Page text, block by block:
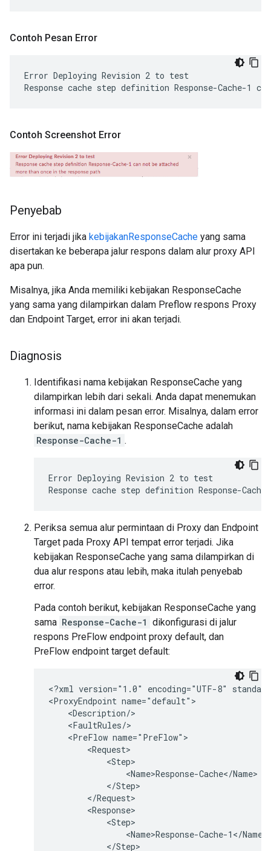
Contoh Pesan Error
Error Deploying Revision 2 to test
Contoh Screenshot Error
Penyebab
Error ini terjadi jika kebijakanResponseCache yang sama
disertakan ke beberapa jalur respons dalam alur proxy API
apa pun.
Misalnya, jika Anda memiliki kebijakan ResponseCache
yang sama yang dilampirkan dalam Preflow respons Proxy
dan Endpoint Target, error ini akan terjadi.
Diagnosis
Identifikasi nama kebijakan ResponseCache yang
dilampirkan lebih dari sekali. Anda dapat menemukan
informasi ini dalam pesan error. Misalnya, dalam error
berikut, nama kebijakan ResponseCache adalah
Response-Cache-1 .
Error Deploying Revision 2 to test
Periksa semua alur permintaan di Proxy dan Endpoint
Target pada Proxy API tempat error terjadi. Jika
kebijakan ResponseCache yang sama dilampirkan di
dua alur respons atau lebih, maka itulah penyebab
error.
Pada contoh berikut, kebijakan ResponseCache yang
sama Response-Cache-1 dikonfigurasi di jalur
respons PreFlow endpoint proxy default, dan
PreFlow endpoint target default:
<?xml version="1.0" encoding="UTF-8"
<ProxyEndpoint name="default">
    <Description/>
    <FaultRules/>
    <PreFlow name="PreFlow">
        <Request>
            <Step>
                <Name>Response-Cache</Name>
            </Step>
        </Request>
        <Response>
            <Step>
                <Name>Response-Cache-1</Name>
            </Step>